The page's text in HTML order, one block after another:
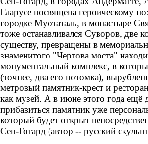
Гларусе посвящена героическому
городке Муотаталь, в монастыре
тоже останавливался Суворов, две
существу, превращены в
знаменитого "Чертова моста"
монументальный комплекс, в
(точнее, два его потомка),
метровый памятник-крест и
как музей. А в июне этого года ещё
прибавиться памятник уже
который будет открыт
Сен-Готард (автор -- русский